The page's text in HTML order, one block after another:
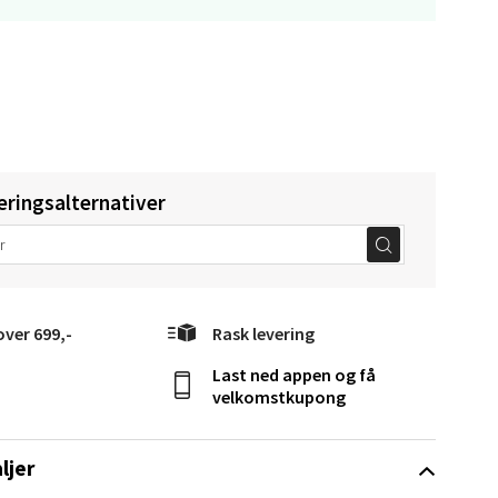
699,- Rask levering
Last ned appen og få
velkomstkupong
g